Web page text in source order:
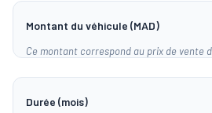
Montant du véhicule (MAD)
Ce montant correspond au prix de vente
Durée (mois)